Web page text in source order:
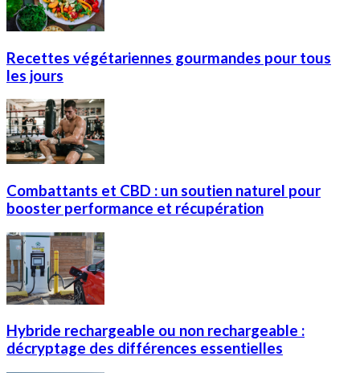
Recettes végétariennes gourmandes pour tous
les jours
Combattants et CBD : un soutien naturel pour
booster performance et récupération
Hybride rechargeable ou non rechargeable :
décryptage des différences essentielles